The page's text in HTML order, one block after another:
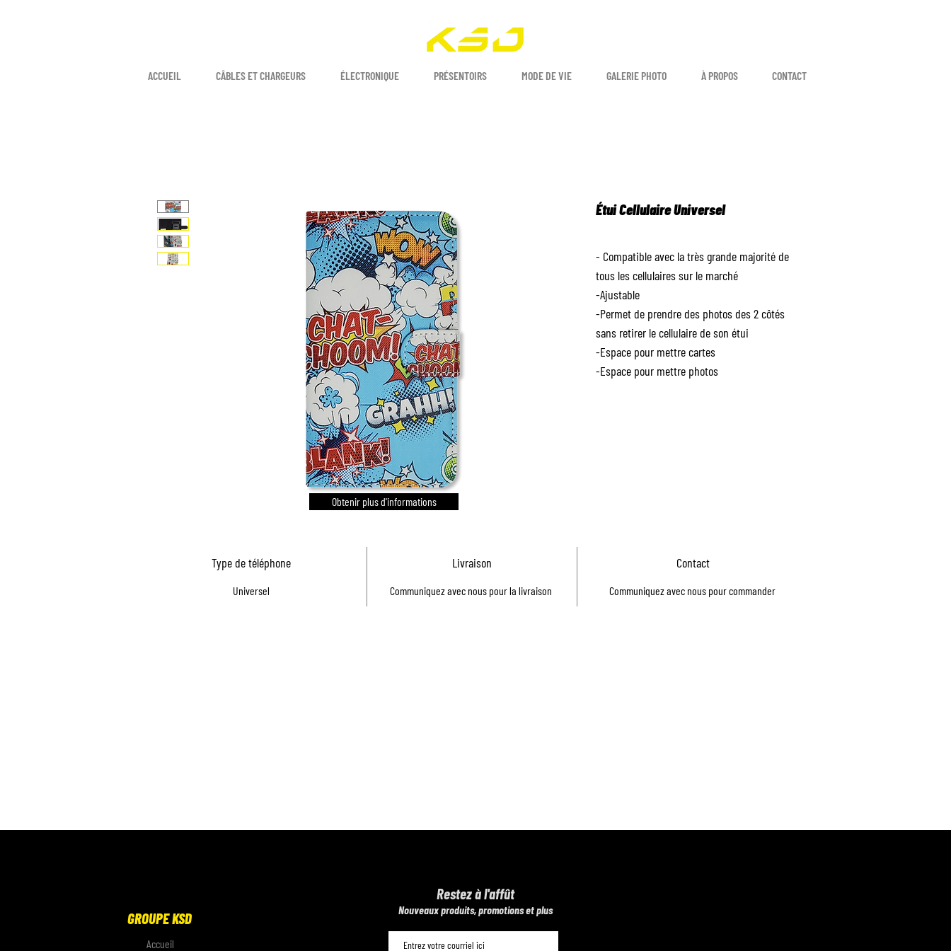
ACCUEIL CÂBLES ET CHARGEURS ÉLECTRONIQUE PRÉSENTOIRS MODE DE VIE GALERIE PHOTO À PROPOS CONTACT
Étui Cellulaire Universel
- Compatible avec la très grande majorité de
tous les cellulaires sur le marché
-Ajustable
-Permet de prendre des photos des 2 côtés
sans retirer le cellulaire de son étui
-Espace pour mettre cartes
-Espace pour mettre photos
Type de téléphone
Universel
Livraison
Communiquez avec nous pour la livraison
Contact
Communiquez avec nous pour commander
Obtenir plus d'informations
GROUPE KSD
Accueil
Restez à l'affût
​Nouveaux produits, promotions et plus